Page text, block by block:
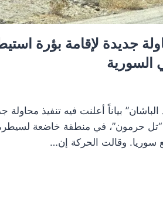
جديدة لإقامة بؤرة
السورية
بياناً أعلنت فيه تنفيذ محاولة
“تل حرمون”، في منطقة خاضعة
سوريا. وقالت الحركة إن…